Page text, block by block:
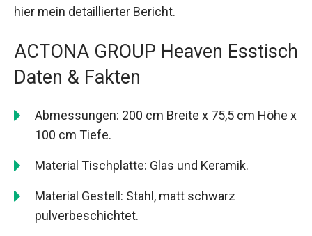
hier mein detaillierter Bericht.
ACTONA GROUP Heaven Esstisch
Daten & Fakten
Abmessungen: 200 cm Breite x 75,5 cm Höhe x
100 cm Tiefe.
Material Tischplatte: Glas und Keramik.
Material Gestell: Stahl, matt schwarz
pulverbeschichtet.